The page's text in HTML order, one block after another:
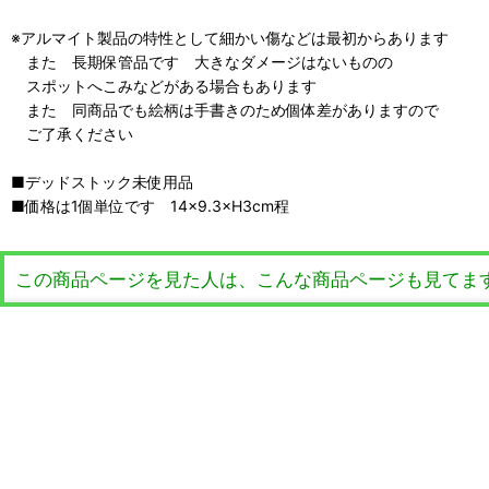
※アルマイト製品の特性として細かい傷などは最初からあります
また 長期保管品です 大きなダメージはないものの
スポットへこみなどがある場合もあります
また 同商品でも絵柄は手書きのため個体差がありますので
ご了承ください
■デッドストック未使用品
■価格は1個単位です 14×9.3×H3cm程
この商品ページを見た人は、こんな商品ページも見てま